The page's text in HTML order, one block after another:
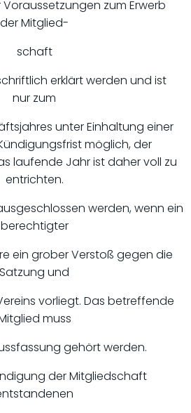
zum Erwerb
der Mitglied-
schaft
erklärt werden und ist
nur zum
unter Einhaltung einer
möglich, der
laufende Jahr ist daher voll zu
entrichten.
werden, wenn ein
berechtigter
ein grober Verstoß gegen die
Satzung und
vorliegt. Das betreffende
muss
gehört werden.
der Mitgliedschaft